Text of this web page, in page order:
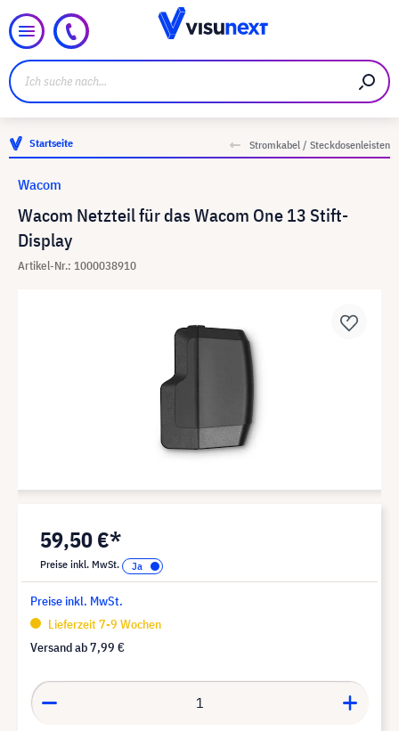
Startseite Stromkabel / Steckdosenleisten
Wacom Netzteil für das Wacom One 13 Stift-
Display
Artikel-Nr.: 1000038910
Wacom
59,50 €*
Preise inkl. MwSt.
Preise inkl. MwSt.
Lieferzeit 7-9 Wochen
Versand ab7,99 €